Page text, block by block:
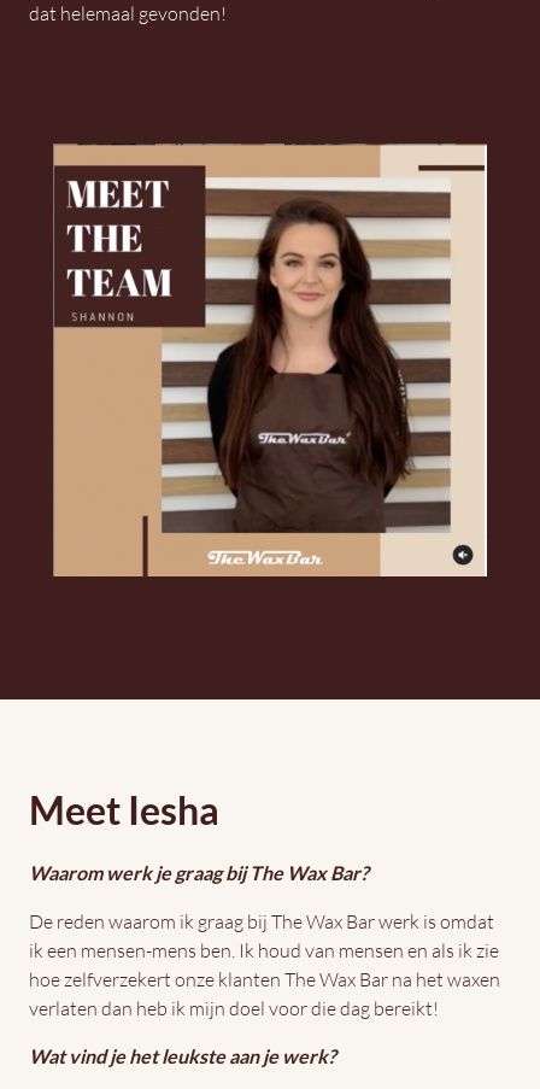
dat helemaal gevonden!
Meet Iesha
Waarom werk je graag bij The Wax Bar?
De reden waarom ik graag bij The Wax Bar werk is omdat
ik een mensen-mens ben. Ik houd van mensen en als ik zie
hoe zelfverzekert onze klanten The Wax Bar na het waxen
verlaten dan heb ik mijn doel voor die dag bereikt!
Wat vind je het leukste aan je werk?